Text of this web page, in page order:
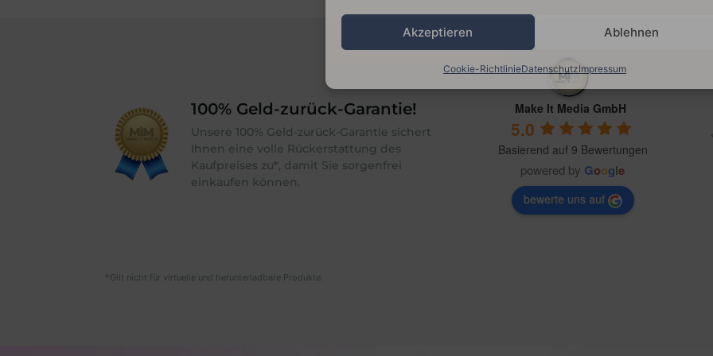
Akzeptieren Ablehnen
Cookie-RichtlinieDatenschutzImpressum
100% Geld-zurück-Garantie!
Unsere 100% Geld-zurück-Garantie sichert
Ihnen eine volle Rückerstattung des
Kaufpreises zu*, damit Sie sorgenfrei
einkaufen können.
Make It Media GmbH
5.0
Basierend auf 9 Bewertungen
powered by Google
bewerte uns auf
*Gilt nicht für virtuelle und herunterladbare Produkte.